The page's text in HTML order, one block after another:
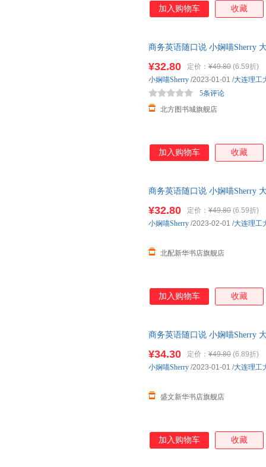
加入购物车 收藏
商务英语随口说 小娴喵Sherry
¥32.80 定价： ¥49.80 (6.59折)
北方图书城旗舰店
5条评论
小娴喵Sherry /2023-01-01 /大连理工
加入购物车 收藏
商务英语随口说 小娴喵Sherry
¥32.80 定价： ¥49.80 (6.59折)
北配新华书店旗舰店
小娴喵Sherry /2023-02-01 /大连理工
加入购物车 收藏
商务英语随口说 小娴喵Sherry
¥34.30 定价： ¥49.80 (6.89折)
盛文新华书店旗舰店
小娴喵Sherry /2023-01-01 /大连理工
加入购物车 收藏